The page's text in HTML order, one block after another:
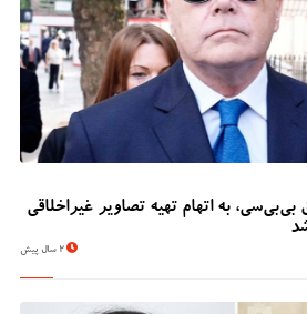
بی‌بی‌سی، به اتهام تهیه تصاویر غیراخلاقی
2 سال پیش